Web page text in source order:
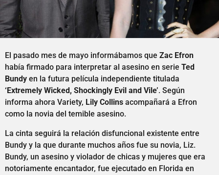
El pasado mes de mayo informábamos que Zac Efron
había firmado para interpretar al asesino en serie Ted
Bundy en la futura película independiente titulada
‘Extremely Wicked, Shockingly Evil and Vile’. Según
informa ahora Variety, Lily Collins acompañará a Efron
como la novia del temible asesino.
La cinta seguirá la relación disfuncional existente entre
Bundy y la que durante muchos años fue su novia, Liz.
Bundy, un asesino y violador de chicas y mujeres que era
notoriamente encantador, fue ejecutado en Florida en